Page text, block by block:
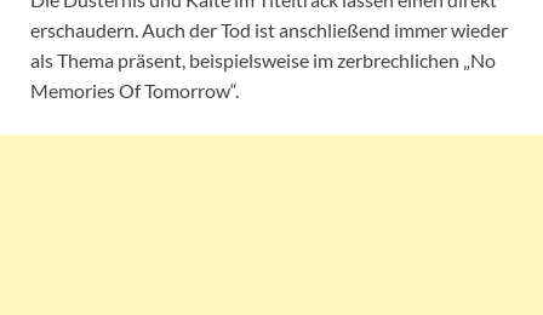
erschaudern. Auch der Tod ist anschließend immer wieder
als Thema präsent, beispielsweise im zerbrechlichen „No
Memories Of Tomorrow“.